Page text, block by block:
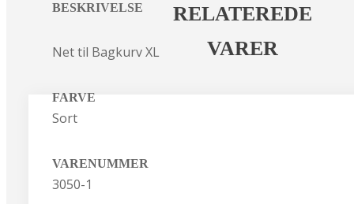
BESKRIVELSE
Net til Bagkurv XL
FARVE
Sort
VARENUMMER
3050-1
RELATEREDE
VARER